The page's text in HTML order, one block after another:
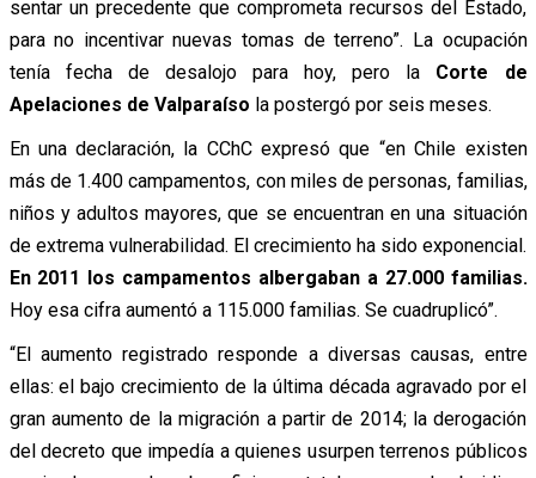
sentar un precedente que comprometa recursos del Estado,
para no incentivar nuevas tomas de terreno”. La ocupación
tenía fecha de desalojo para hoy, pero la Corte de
Apelaciones de Valparaíso la postergó por seis meses.
En una declaración, la CChC expresó que “en Chile existen
más de 1.400 campamentos, con miles de personas, familias,
niños y adultos mayores, que se encuentran en una situación
de extrema vulnerabilidad. El crecimiento ha sido exponencial.
En 2011 los campamentos albergaban a 27.000 familias.
Hoy esa cifra aumentó a 115.000 familias. Se cuadruplicó”.
“El aumento registrado responde a diversas causas, entre
ellas: el bajo crecimiento de la última década agravado por el
gran aumento de la migración a partir de 2014; la derogación
del decreto que impedía a quienes usurpen terrenos públicos